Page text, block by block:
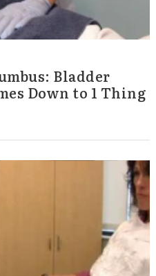
Bladder
Down to 1 Thing